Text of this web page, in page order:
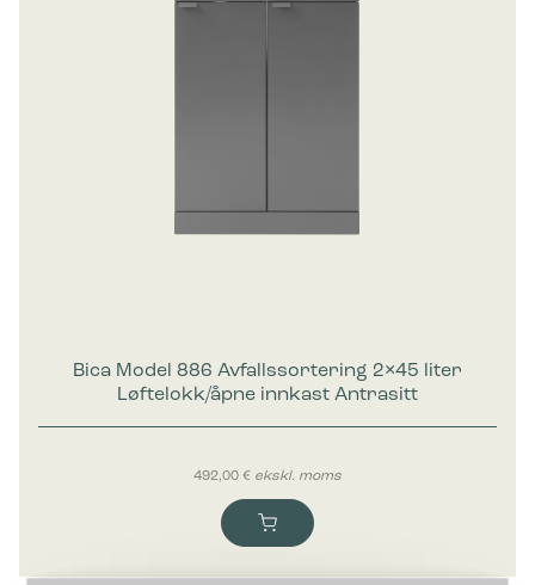
Bica Model 886 Avfallssortering 2×45 liter
Løftelokk/åpne innkast Antrasitt
492,00 € ekskl. moms